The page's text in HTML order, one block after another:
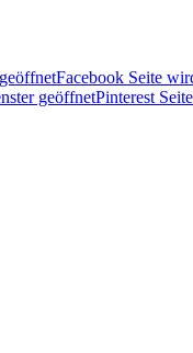
Facebook Seite
geöffnetPinterest